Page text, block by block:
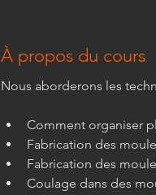
À propos du cours
Nous aborderons les
Comment organiser
Fabrication des
Fabrication des
Coulage dans des